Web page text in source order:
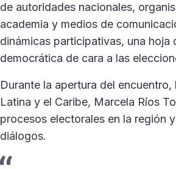
de autoridades nacionales,
academia y medios de
dinámicas participativas, una
democrática de cara a las
Durante la apertura del
Latina y el Caribe, Marcela Ríos
procesos electorales en la región
diálogos.